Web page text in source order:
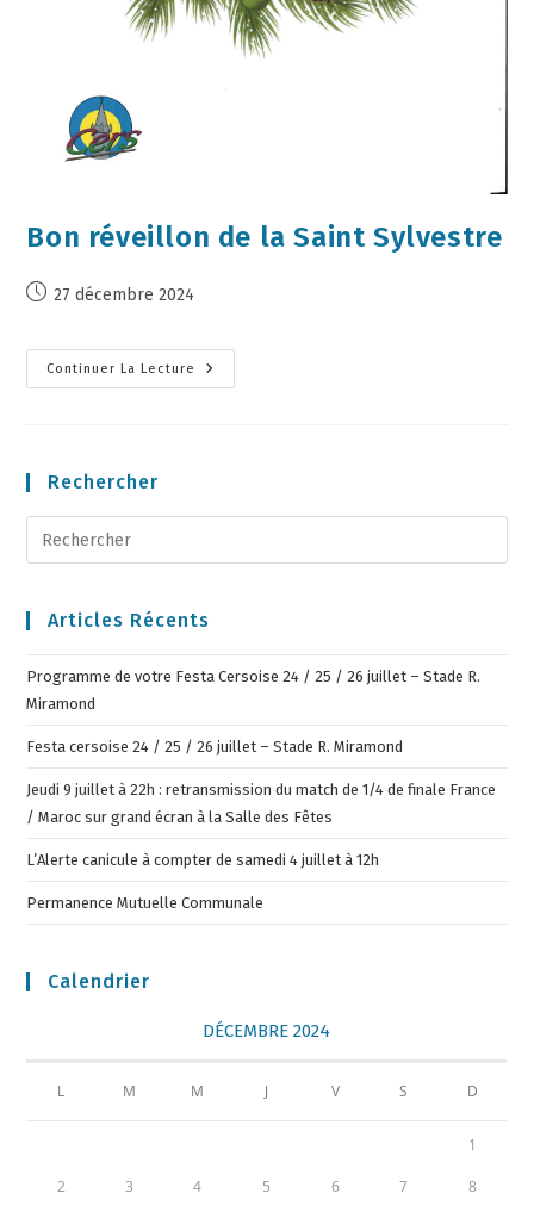
Bon réveillon de la Saint Sylvestre
27 décembre 2024
Continuer La Lecture
Rechercher
Articles Récents
Programme de votre Festa Cersoise 24 / 25 / 26 juillet – Stade R.
Miramond
Festa cersoise 24 / 25 / 26 juillet – Stade R. Miramond
Jeudi 9 juillet à 22h : retransmission du match de 1/4 de finale France
/ Maroc sur grand écran à la Salle des Fêtes
L’Alerte canicule à compter de samedi 4 juillet à 12h
Permanence Mutuelle Communale
Calendrier
DÉCEMBRE 2024
L M M J V S D
1
2 3 4 5 6 7 8